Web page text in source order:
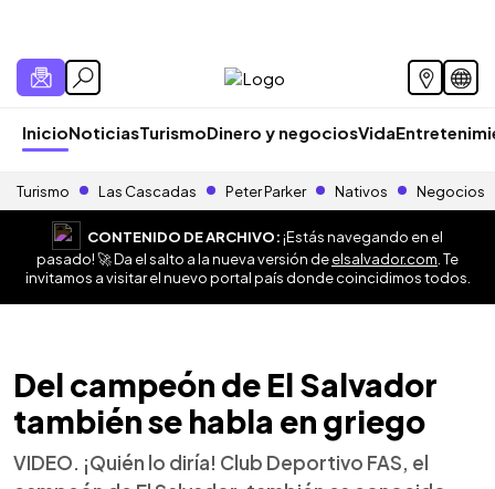
InicioNoticiasTurismoDinero y negociosVida
Turismo Las Cascadas Peter Parker Nativos Negocios
CONTENIDO DE ARCHIVO:¡Estás navegando en el
pasado! 🚀 Da el salto a la nueva versión deelsalvador.com . Te
invitamos a visitar el nuevo portal país donde coincidimos todos.
Del campeón de El Salvador
también se habla en griego
VIDEO. ¡Quién lo diría! Club Deportivo FAS, el